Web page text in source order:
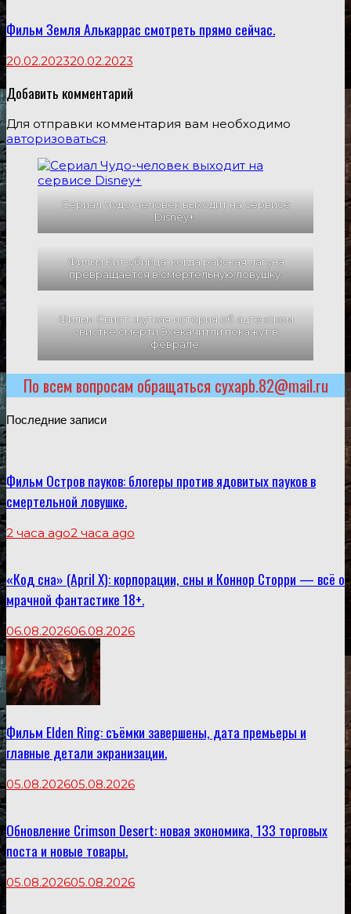
Фильм Земля Алькаррас смотреть прямо сейчас.
20.02.202320.02.2023
Добавить комментарий
Для отправки комментария вам необходимо
авторизоваться.
Сериал Чудо-человек выходит на сервисе
Disney+.
Фильм Кит-убийца: когда райская лагуна
превращается в смертельную ловушку.
Фильм Свист: жуткая история об ацтекском
свистке смерти Эхекачитли покажут в
феврале.
По всем вопросам обращаться cyxapb.82@mail.ru
Последние записи
Фильм Остров пауков: блогеры против ядовитых пауков в
смертельной ловушке.
2 часа ago2 часа ago
«Код сна» (April X): корпорации, сны и Коннор Сторри — всё о
мрачной фантастике 18+.
06.08.202606.08.2026
Фильм Elden Ring: съёмки завершены, дата премьеры и
главные детали экранизации.
05.08.202605.08.2026
Обновление Crimson Desert: новая экономика, 133 торговых
поста и новые товары.
05.08.202605.08.2026